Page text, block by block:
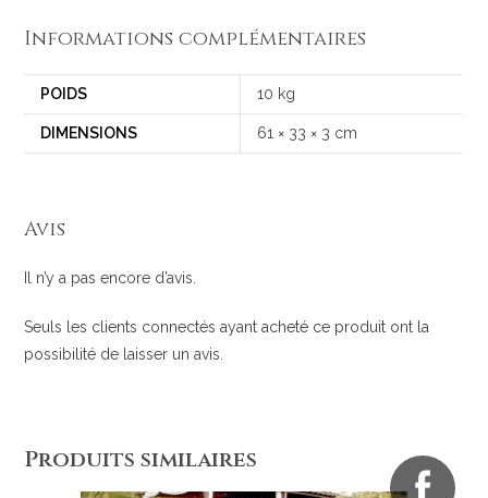
Informations complémentaires
POIDS 10 kg
DIMENSIONS 61 × 33 × 3 cm
Avis
Il n’y a pas encore d’avis.
Seuls les clients connectés ayant acheté ce produit ont la
possibilité de laisser un avis.
Produits similaires